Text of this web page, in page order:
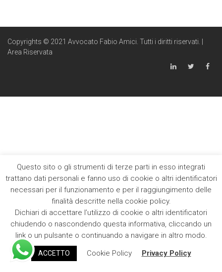
Copyrights © 2021 Avvocato Fabio Amici. Tutti i diritti riservati. |
Area Riservata
Questo sito o gli strumenti di terze parti in esso integrati
trattano dati personali e fanno uso di cookie o altri identificatori
necessari per il funzionamento e per il raggiungimento delle
finalità descritte nella cookie policy.
Dichiari di accettare l’utilizzo di cookie o altri identificatori
chiudendo o nascondendo questa informativa, cliccando un
link o un pulsante o continuando a navigare in altro modo.
ACCETTO Cookie Policy Privacy Policy